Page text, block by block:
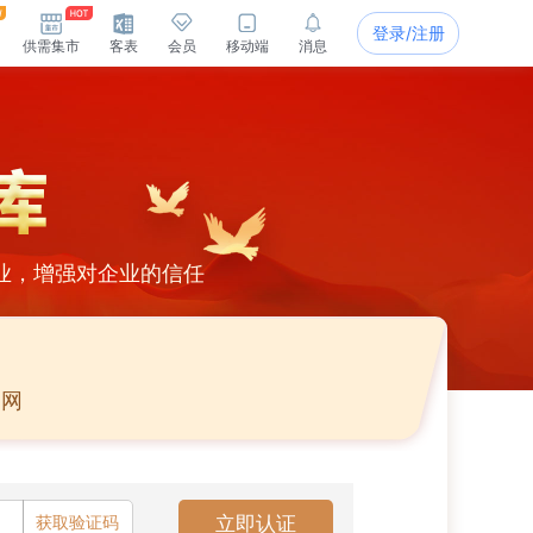
供需集市 客表 会员 移动端 消息
登录/注册
，增强对企业的信任
获取验证码 立即认证